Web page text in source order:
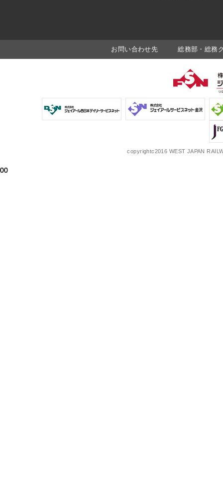
お問い合わせ先 総務部・総務
copyrightc2016 WEST JAPAN
00
00
00